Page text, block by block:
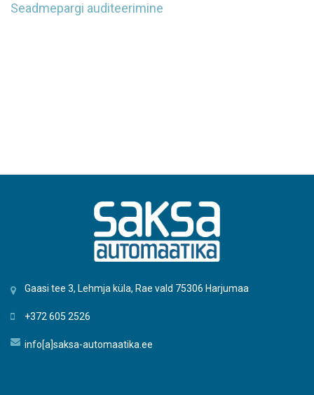
Seadmepargi auditeerimine
Gaasi tee 3, Lehmja küla, Rae vald 75306 Harjumaa
+372 605 2526
info[a]saksa-automaatika.ee